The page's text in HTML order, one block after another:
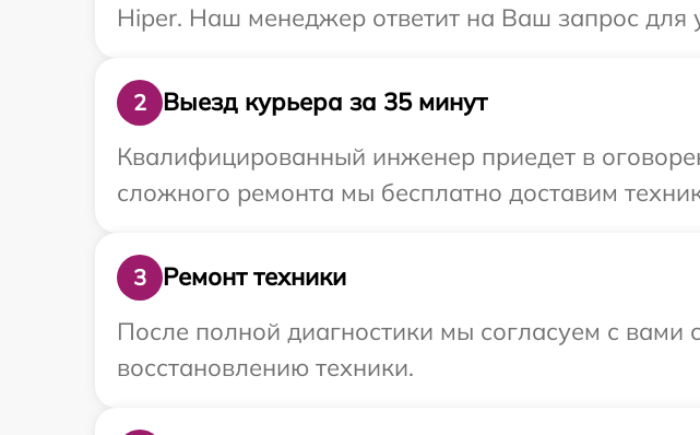
Hiper. Наш менеджер ответит на Ваш запрос для
2
Выезд курьера за 35 минут
Квалифицированный инженер приедет в
сложного ремонта мы бесплатно доставим
3
Ремонт техники
После полной диагностики мы согласуем с вами
восстановлению техники.